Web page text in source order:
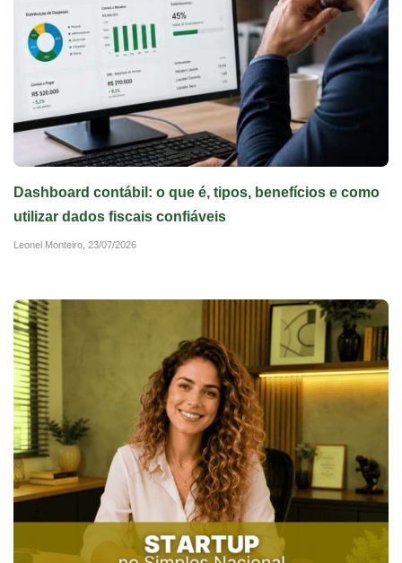
Dashboard contábil: o que é, tipos, benefícios e como
utilizar dados fiscais confiáveis
Leonel Monteiro, 23/07/2026